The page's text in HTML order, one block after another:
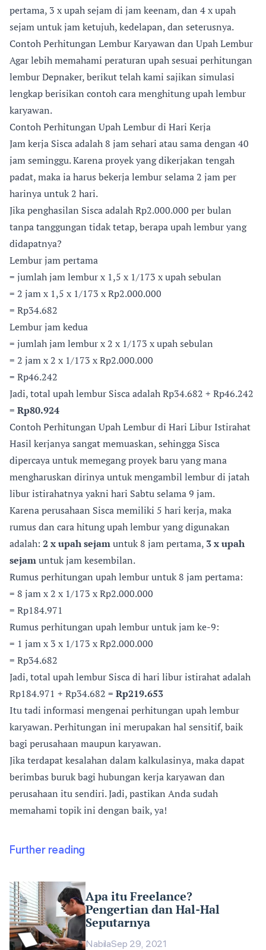
pertama, 3 x upah sejam di jam keenam, dan 4 x upah
sejam untuk jam ketujuh, kedelapan, dan seterusnya.
Contoh Perhitungan Lembur Karyawan dan Upah Lembur
Agar lebih memahami peraturan upah sesuai perhitungan
lembur Depnaker, berikut telah kami sajikan simulasi
lengkap berisikan contoh cara menghitung upah lembur
karyawan.
Contoh Perhitungan Upah Lembur di Hari Kerja
Jam kerja Sisca adalah 8 jam sehari atau sama dengan 40
jam seminggu. Karena proyek yang dikerjakan tengah
padat, maka ia harus bekerja lembur selama 2 jam per
harinya untuk 2 hari.
Jika penghasilan Sisca adalah Rp2.000.000 per bulan
tanpa tanggungan tidak tetap, berapa upah lembur yang
didapatnya?
Lembur jam pertama
= jumlah jam lembur x 1,5 x 1/173 x upah sebulan
= 2 jam x 1,5 x 1/173 x Rp2.000.000
= Rp34.682
Lembur jam kedua
= jumlah jam lembur x 2 x 1/173 x upah sebulan
= 2 jam x 2 x 1/173 x Rp2.000.000
= Rp46.242
Jadi, total upah lembur Sisca adalah Rp34.682 + Rp46.242
= Rp80.924
Contoh Perhitungan Upah Lembur di Hari Libur Istirahat
Hasil kerjanya sangat memuaskan, sehingga Sisca
dipercaya untuk memegang proyek baru yang mana
mengharuskan dirinya untuk mengambil lembur di jatah
libur istirahatnya yakni hari Sabtu selama 9 jam.
Karena perusahaan Sisca memiliki 5 hari kerja, maka
rumus dan cara hitung upah lembur yang digunakan
adalah: 2 x upah sejamuntuk 8 jam pertama, 3 x upah
sejamuntuk jam kesembilan.
Rumus perhitungan upah lembur untuk 8 jam pertama:
= 8 jam x 2 x 1/173 x Rp2.000.000
= Rp184.971
Rumus perhitungan upah lembur untuk jam ke-9:
= 1 jam x 3 x 1/173 x Rp2.000.000
= Rp34.682
Jadi, total upah lembur Sisca di hari libur istirahat adalah
Rp184.971 + Rp34.682 = Rp219.653
Itu tadi informasi mengenai perhitungan upah lembur
karyawan. Perhitungan ini merupakan hal sensitif, baik
bagi perusahaan maupun karyawan.
Jika terdapat kesalahan dalam kalkulasinya, maka dapat
berimbas buruk bagi hubungan kerja karyawan dan
perusahaan itu sendiri. Jadi, pastikan Anda sudah
memahami topik ini dengan baik, ya!
Further reading
Apa itu Freelance?
Pengertian dan Hal-Hal
Seputarnya
NabilaSep 29, 2021